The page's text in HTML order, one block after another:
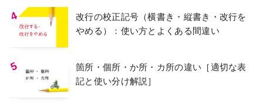
改行の校正記号（横書き・縦書き・改行を
やめる）：使い方とよくある間違い
箇所・個所・か所・カ所の違い［適切な表
記と使い分け解説］